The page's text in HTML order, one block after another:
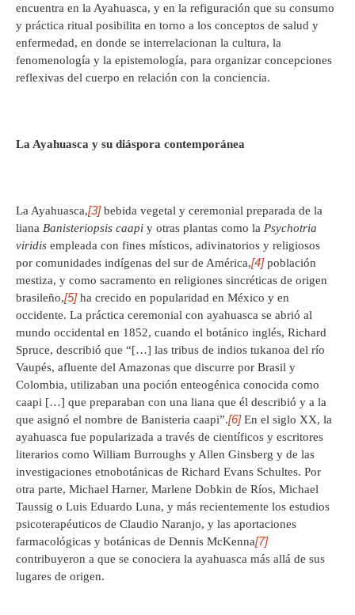
encuentra en la Ayahuasca, y en la refiguración que su consumo
y práctica ritual posibilita en torno a los conceptos de salud y
enfermedad, en donde se interrelacionan la cultura, la
fenomenología y la epistemología, para organizar concepciones
reflexivas del cuerpo en relación con la conciencia.
La Ayahuasca y su diáspora contemporánea
La Ayahuasca,[3]bebida vegetal y ceremonial preparada de la
liana Banisteriopsis caapi y otras plantas como la Psychotria
viridis empleada con fines místicos, adivinatorios y religiosos
por comunidades indígenas del sur de América,[4]población
mestiza, y como sacramento en religiones sincréticas de origen
brasileño,[5]ha crecido en popularidad en México y en
occidente. La práctica ceremonial con ayahuasca se abrió al
mundo occidental en 1852, cuando el botánico inglés, Richard
Spruce, describió que “[…] las tribus de indios tukanoa del río
Vaupés, afluente del Amazonas que discurre por Brasil y
Colombia, utilizaban una poción enteogénica conocida como
caapi […] que preparaban con una liana que él describió y a la
que asignó el nombre de Banisteria caapi”.[6]En el siglo XX, la
ayahuasca fue popularizada a través de científicos y escritores
literarios como William Burroughs y Allen Ginsberg y de las
investigaciones etnobotánicas de Richard Evans Schultes. Por
otra parte, Michael Harner, Marlene Dobkin de Ríos, Michael
Taussig o Luis Eduardo Luna, y más recientemente los estudios
psicoterapéuticos de Claudio Naranjo, y las aportaciones
farmacológicas y botánicas de Dennis McKenna[7]
contribuyeron a que se conociera la ayahuasca más allá de sus
lugares de origen.